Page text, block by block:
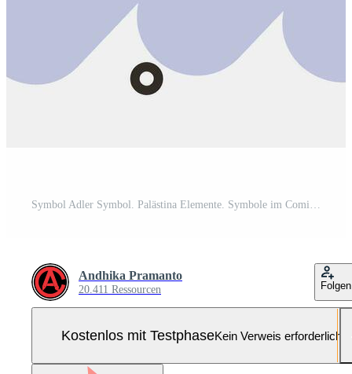
Symbol Adler Symbol. Palästina Elemente. Symbole im Comic Stil. gut zum Drucke, Poster, Logo, Infografiken, usw. Pro-Vektor und Pro-SVG
Andhika Pramanto
20.411 Ressourcen Folgen
Kostenlos mit TestphaseKein Verweis erforderlich